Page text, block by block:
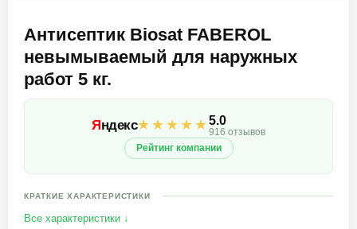
Антисептик Biosat FABEROL
невымываемый для наружных
работ 5 кг.
Яндекс★★★★★5.0
916 отзывов
Рейтинг компании
КРАТКИЕ ХАРАКТЕРИСТИКИ
Все характеристики ↓